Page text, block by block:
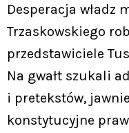
Desperacja władz
Trzaskowskiego
przedstawiciele
Na gwałt szukali
i pretekstów,
konstytucyjne